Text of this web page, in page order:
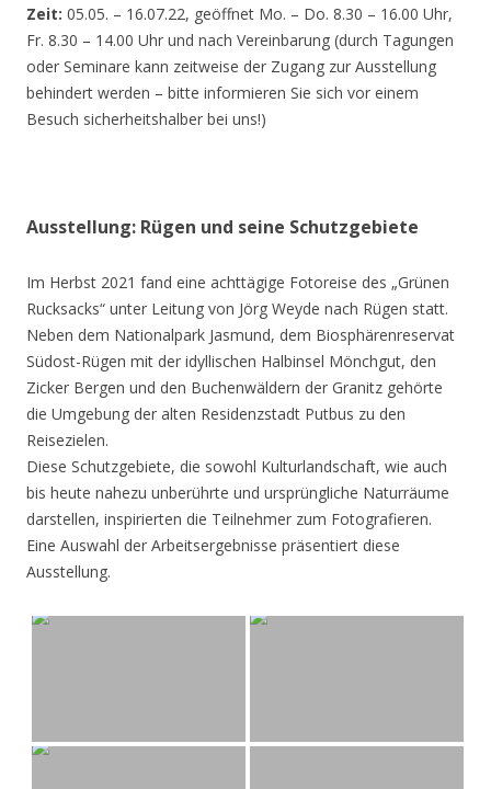
Zeit: 05.05. – 16.07.22, geöffnet Mo. – Do. 8.30 – 16.00 Uhr,
Fr. 8.30 – 14.00 Uhr und nach Vereinbarung (durch Tagungen
oder Seminare kann zeitweise der Zugang zur Ausstellung
behindert werden – bitte informieren Sie sich vor einem
Besuch sicherheitshalber bei uns!)
Ausstellung: Rügen und seine Schutzgebiete
Im Herbst 2021 fand eine achttägige Fotoreise des „Grünen
Rucksacks“ unter Leitung von Jörg Weyde nach Rügen statt.
Neben dem Nationalpark Jasmund, dem Biosphärenreservat
Südost-Rügen mit der idyllischen Halbinsel Mönchgut, den
Zicker Bergen und den Buchenwäldern der Granitz gehörte
die Umgebung der alten Residenzstadt Putbus zu den
Reisezielen.
Diese Schutzgebiete, die sowohl Kulturlandschaft, wie auch
bis heute nahezu unberührte und ursprüngliche Naturräume
darstellen, inspirierten die Teilnehmer zum Fotografieren.
Eine Auswahl der Arbeitsergebnisse präsentiert diese
Ausstellung.